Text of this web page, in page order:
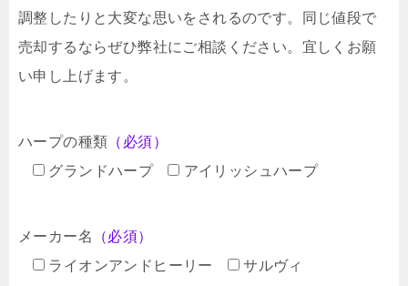
調整したりと大変な思いをされるのです。同じ値段で
売却するならぜひ弊社にご相談ください。宜しくお願
い申し上げます。
ハープの種類 （必須）
グランドハープ
アイリッシュハープ
メーカー名
（必須）
ライオンアンドヒーリー
サルヴィ